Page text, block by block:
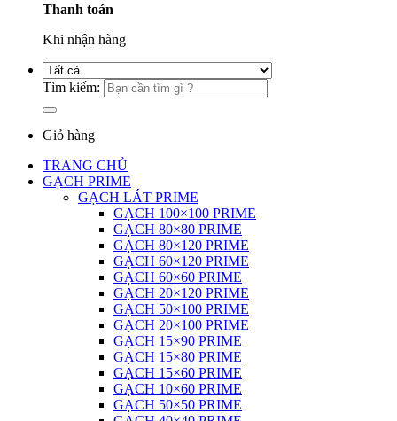
Thanh toán
Khi nhận hàng
Tìm kiếm:
Giỏ hàng
TRANG CHỦ
GẠCH PRIME
GẠCH LÁT PRIME
GẠCH 100×100 PRIME
GẠCH 80×80 PRIME
GẠCH 80×120 PRIME
GẠCH 60×120 PRIME
GẠCH 60×60 PRIME
GẠCH 20×120 PRIME
GẠCH 50×100 PRIME
GẠCH 20×100 PRIME
GẠCH 15×90 PRIME
GẠCH 15×80 PRIME
GẠCH 15×60 PRIME
GẠCH 10×60 PRIME
GẠCH 50×50 PRIME